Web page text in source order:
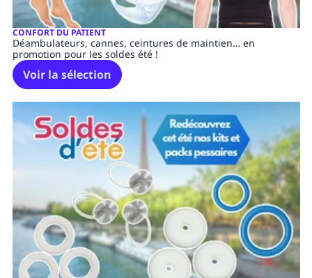
CONFORT DU PATIENT
Déambulateurs, cannes, ceintures de maintien… en
promotion pour les soldes été !
Voir la sélection